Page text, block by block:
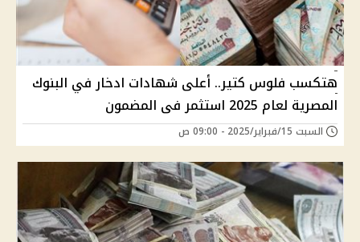
هتكسب فلوس كتير.. أعلى شهادات ادخار في البنوك
المصرية لعام 2025 استثمر فى المضمون
السبت 15/فبراير/2025 - 09:00 ص